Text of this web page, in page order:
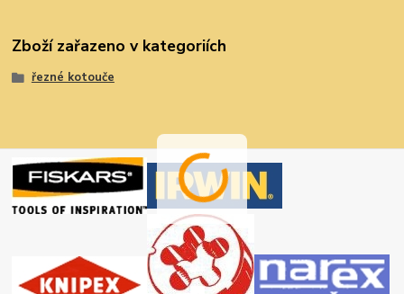
Zboží zařazeno v kategoriích
řezné kotouče